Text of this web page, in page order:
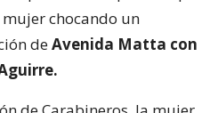
chocando un
deAvenida Matta con